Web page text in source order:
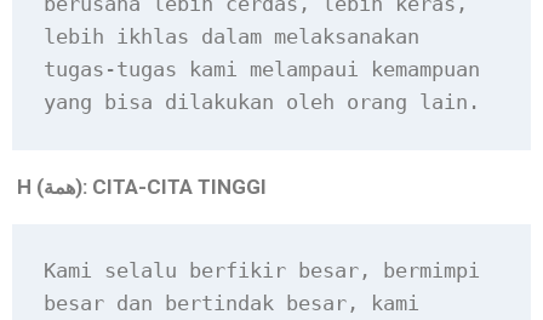
lebih ikhlas dalam melaksanakan
tugas-tugas kami melampaui kemampuan
yang bisa dilakukan oleh orang lain.
H (همة): CITA-CITA TINGGI
Kami selalu berfikir besar, bermimpi
besar dan bertindak besar, kami